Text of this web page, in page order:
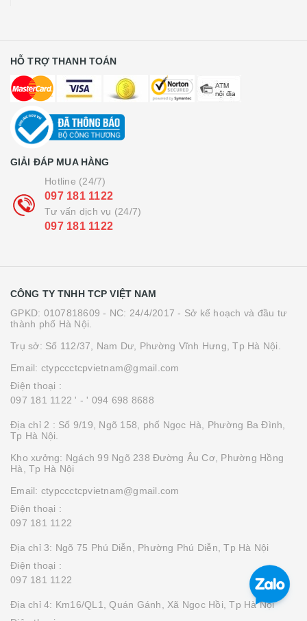
HỖ TRỢ THANH TOÁN
GIẢI ĐÁP MUA HÀNG
Hotline (24/7)
097 181 1122
Tư vấn dịch vụ (24/7)
097 181 1122
CÔNG TY TNHH TCP VIỆT NAM
GPKD: 0107818609 - NC: 24/4/2017 - Sở kế hoạch và đầu tư
thành phố Hà Nội.
Trụ sở: Số 112/37, Nam Dư, Phường Vĩnh Hưng, Tp Hà Nội.
Email: ctypccctcpvietnam@gmail.com
Điện thoại :
097 181 1122 ' - ' 094 698 8688
Địa chỉ 2 : Số 9/19, Ngõ 158, phố Ngọc Hà, Phường Ba Đình,
Tp Hà Nội.
Kho xưởng: Ngách 99 Ngõ 238 Đường Âu Cơ, Phường Hồng
Hà, Tp Hà Nội
Email: ctypccctcpvietnam@gmail.com
Điện thoại :
097 181 1122
Địa chỉ 3: Ngõ 75 Phú Diễn, Phường Phú Diễn, Tp Hà Nội
Điện thoại :
097 181 1122
Địa chỉ 4: Km16/QL1, Quán Gánh, Xã Ngọc Hồi, Tp Hà Nội